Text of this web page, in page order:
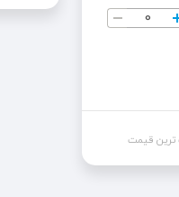
ترین قیمت